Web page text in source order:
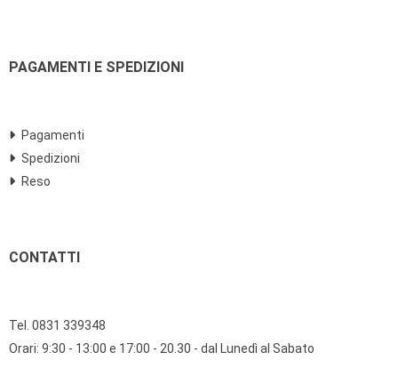
PAGAMENTI E SPEDIZIONI
Pagamenti
Spedizioni
Reso
CONTATTI
Tel. 0831 339348
Orari: 9:30 - 13:00 e 17:00 - 20.30 - dal Lunedì al Sabato